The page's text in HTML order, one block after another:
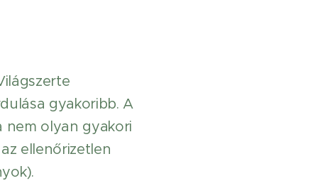
gyakoribb. A
nem olyan gyakori
ellenőrizetlen